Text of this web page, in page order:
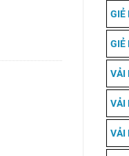
GIẺ
GIẺ
VẢI
VẢI
VẢI